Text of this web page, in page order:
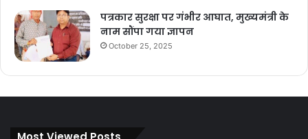
पत्रकार सुरक्षा पर गंभीर आघात, मुख्यमंत्री के
नाम सौंपा गया ज्ञापन
October 25, 2025